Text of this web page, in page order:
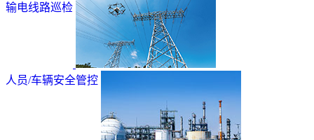
输电线路巡检
人员/车辆安全管控